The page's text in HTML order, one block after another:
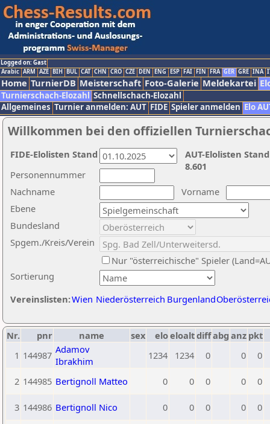
Logged on: Gast
Arabic ARM AZE BIH BUL CAT CHN CRO CZE DEN ENG ESP FAI FIN FRA GER GRE INA
Home TurnierDB Meisterschaft Foto-Galerie Meldekartei
Turnierschach-Elozahl Schnellschach-Elozahl
Allgemeines Turnier anmelden: AUT FIDE Spieler anmelden Elo
Willkommen bei den offiziellen
Nachname
Vorname
Ebene
Sortierung
Personennummer
Bundesland
Spgem./Kreis/Verein
Nur "österreichische" Spieler
Vereinslisten:Wien Niederösterreich Burgenland
AUT-Elolisten
8.601
FIDE-Elolisten Stand
Nr. pnr name sex eloeloaltdiffabg anz pkt
1 144987 Adamov
Ibrakhim
1234 1234 0 0 0
2 144985 Bertignoll Matteo 0 0 0 0 0
3 144986 Bertignoll Nico 0 0 0 0 0